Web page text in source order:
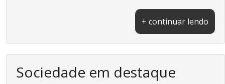
+ continuar lendo
Sociedade em destaque